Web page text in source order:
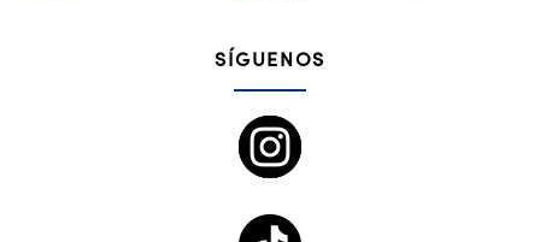
SÍGUENOS